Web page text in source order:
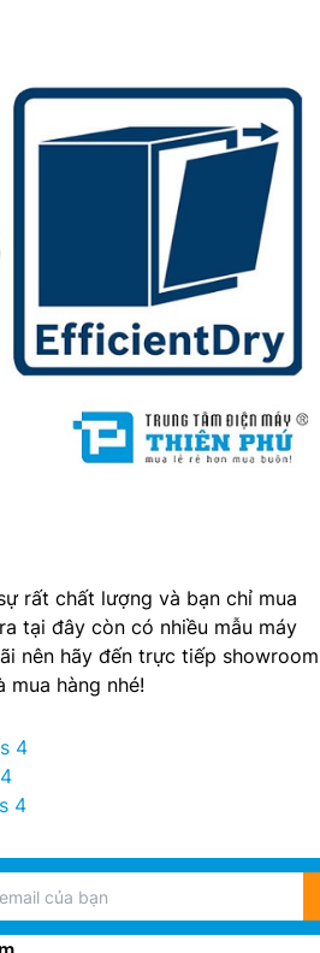
rất chất lượng và bạn chỉ mua
tại đây còn có nhiều mẫu máy
nên hãy đến trực tiếp showroom
mua hàng nhé!
4
4